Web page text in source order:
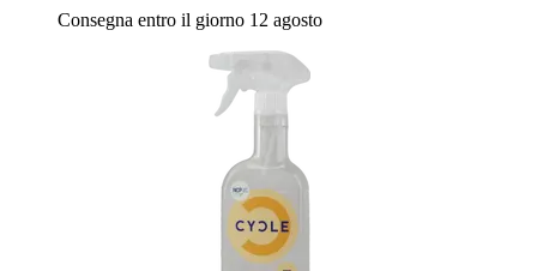
Consegna entro il giorno 12 agosto